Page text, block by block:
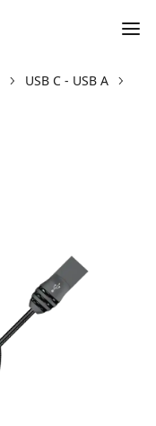
USB C - USB A